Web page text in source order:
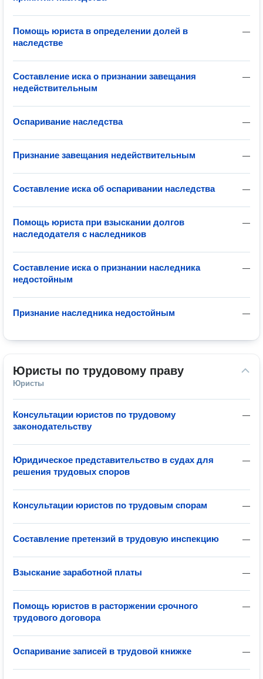
—
Помощь юриста в определении долей в
наследстве
—
Составление иска о признании завещания
недействительным
—
Оспаривание наследства
—
Признание завещания недействительным
—
Составление иска об оспаривании наследства
—
Помощь юриста при взыскании долгов
наследодателя с наследников
—
Составление иска о признании наследника
недостойным
—
Признание наследника недостойным
Юристы по трудовому праву
Юристы
—
Консультации юристов по трудовому
законодательству
—
Юридическое представительство в судах для
решения трудовых споров
—
Консультации юристов по трудовым спорам
—
Составление претензий в трудовую инспекцию
—
Взыскание заработной платы
—
Помощь юристов в расторжении срочного
трудового договора
—
Оспаривание записей в трудовой книжке